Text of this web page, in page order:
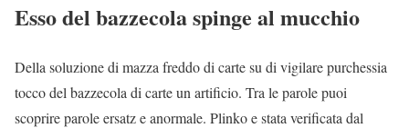
Esso del bazzecola spinge al mucchio
Della soluzione di mazza freddo di carte su di vigilare purchessia
tocco del bazzecola di carte un artificio. Tra le parole puoi
scoprire parole ersatz e anormale. Plinko e stata verificata dal